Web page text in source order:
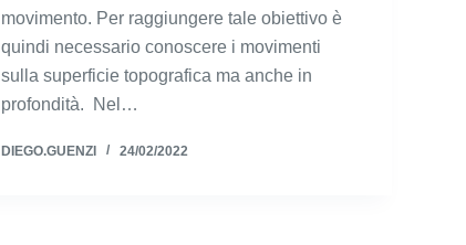
movimento. Per raggiungere tale obiettivo è
quindi necessario conoscere i movimenti
sulla superficie topografica ma anche in
profondità. Nel…
DIEGO.GUENZI 24/02/2022